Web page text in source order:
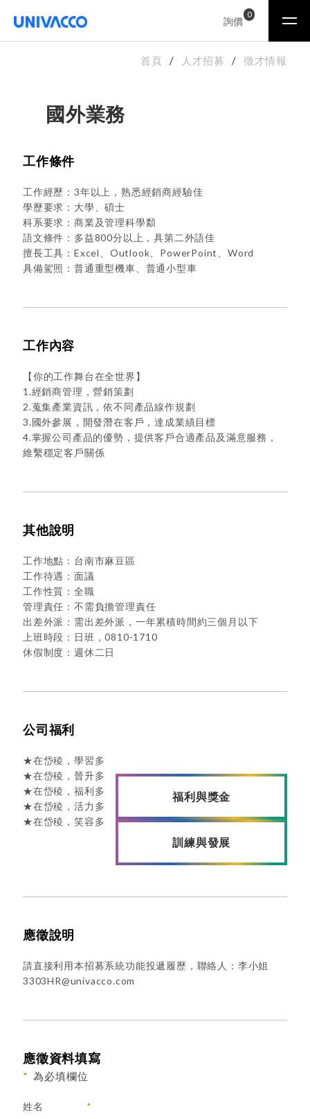
詢價
0
首頁 人才招募 徵才情報
國外業務
工作條件
工作經歷：3年以上，熟悉經銷商經驗佳
學歷要求：大學、碩士
科系要求：商業及管理科學纇
語文條件：多益800分以上，具第二外語佳
擅長工具：Excel、Outlook、PowerPoint、Word
具備駕照：普通重型機車、普通小型車
工作內容
【你的工作舞台在全世界】
1.經銷商管理，營銷策劃
2.蒐集產業資訊，依不同產品線作規劃
3.國外參展，開發潛在客戶，達成業績目標
4.掌握公司產品的優勢，提供客戶合適產品及滿意服務，
維繫穩定客戶關係
其他說明
工作地點：台南市麻豆區
工作待遇：面議
工作性質：全職
管理責任：不需負擔管理責任
出差外派：需出差外派，一年累積時間約三個月以下
上班時段：日班，0810-1710
休假制度：週休二日
公司福利
★在岱稜，學習多
★在岱稜，晉升多
★在岱稜，福利多
★在岱稜，活力多
★在岱稜，笑容多
福利與獎金
訓練與發展
應徵說明
請直接利用本招募系統功能投遞履歷，聯絡人：李小姐
3303HR@univacco.com
應徵資料填寫
*為必填欄位
姓名